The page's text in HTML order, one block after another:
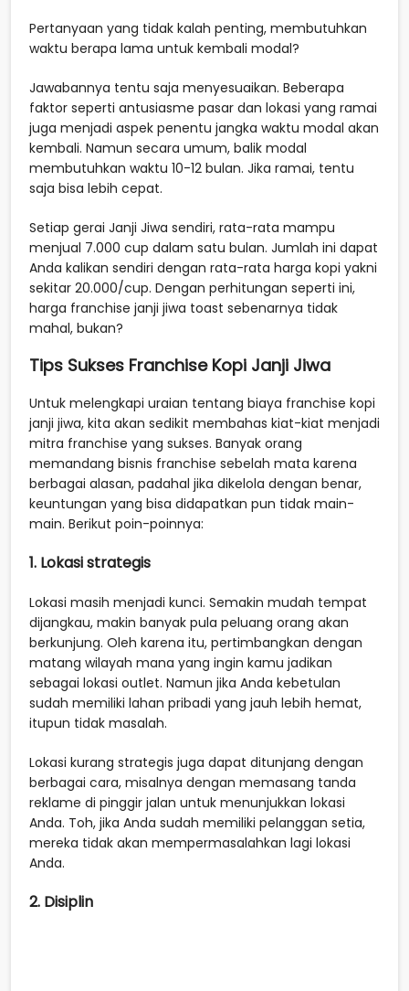
Pertanyaan yang tidak kalah penting, membutuhkan
waktu berapa lama untuk kembali modal?
Jawabannya tentu saja menyesuaikan. Beberapa
faktor seperti antusiasme pasar dan lokasi yang ramai
juga menjadi aspek penentu jangka waktu modal akan
kembali. Namun secara umum, balik modal
membutuhkan waktu 10-12 bulan. Jika ramai, tentu
saja bisa lebih cepat.
Setiap gerai Janji Jiwa sendiri, rata-rata mampu
menjual 7.000 cup dalam satu bulan. Jumlah ini dapat
Anda kalikan sendiri dengan rata-rata harga kopi yakni
sekitar 20.000/cup. Dengan perhitungan seperti ini,
harga franchise janji jiwa toast sebenarnya tidak
mahal, bukan?
Tips Sukses Franchise Kopi Janji Jiwa
Untuk melengkapi uraian tentang biaya franchise kopi
janji jiwa, kita akan sedikit membahas kiat-kiat menjadi
mitra franchise yang sukses. Banyak orang
memandang bisnis franchise sebelah mata karena
berbagai alasan, padahal jika dikelola dengan benar,
keuntungan yang bisa didapatkan pun tidak main-
main. Berikut poin-poinnya:
1. Lokasi strategis
Lokasi masih menjadi kunci. Semakin mudah tempat
dijangkau, makin banyak pula peluang orang akan
berkunjung. Oleh karena itu, pertimbangkan dengan
matang wilayah mana yang ingin kamu jadikan
sebagai lokasi outlet. Namun jika Anda kebetulan
sudah memiliki lahan pribadi yang jauh lebih hemat,
itupun tidak masalah.
Lokasi kurang strategis juga dapat ditunjang dengan
berbagai cara, misalnya dengan memasang tanda
reklame di pinggir jalan untuk menunjukkan lokasi
Anda. Toh, jika Anda sudah memiliki pelanggan setia,
mereka tidak akan mempermasalahkan lagi lokasi
Anda.
2. Disiplin